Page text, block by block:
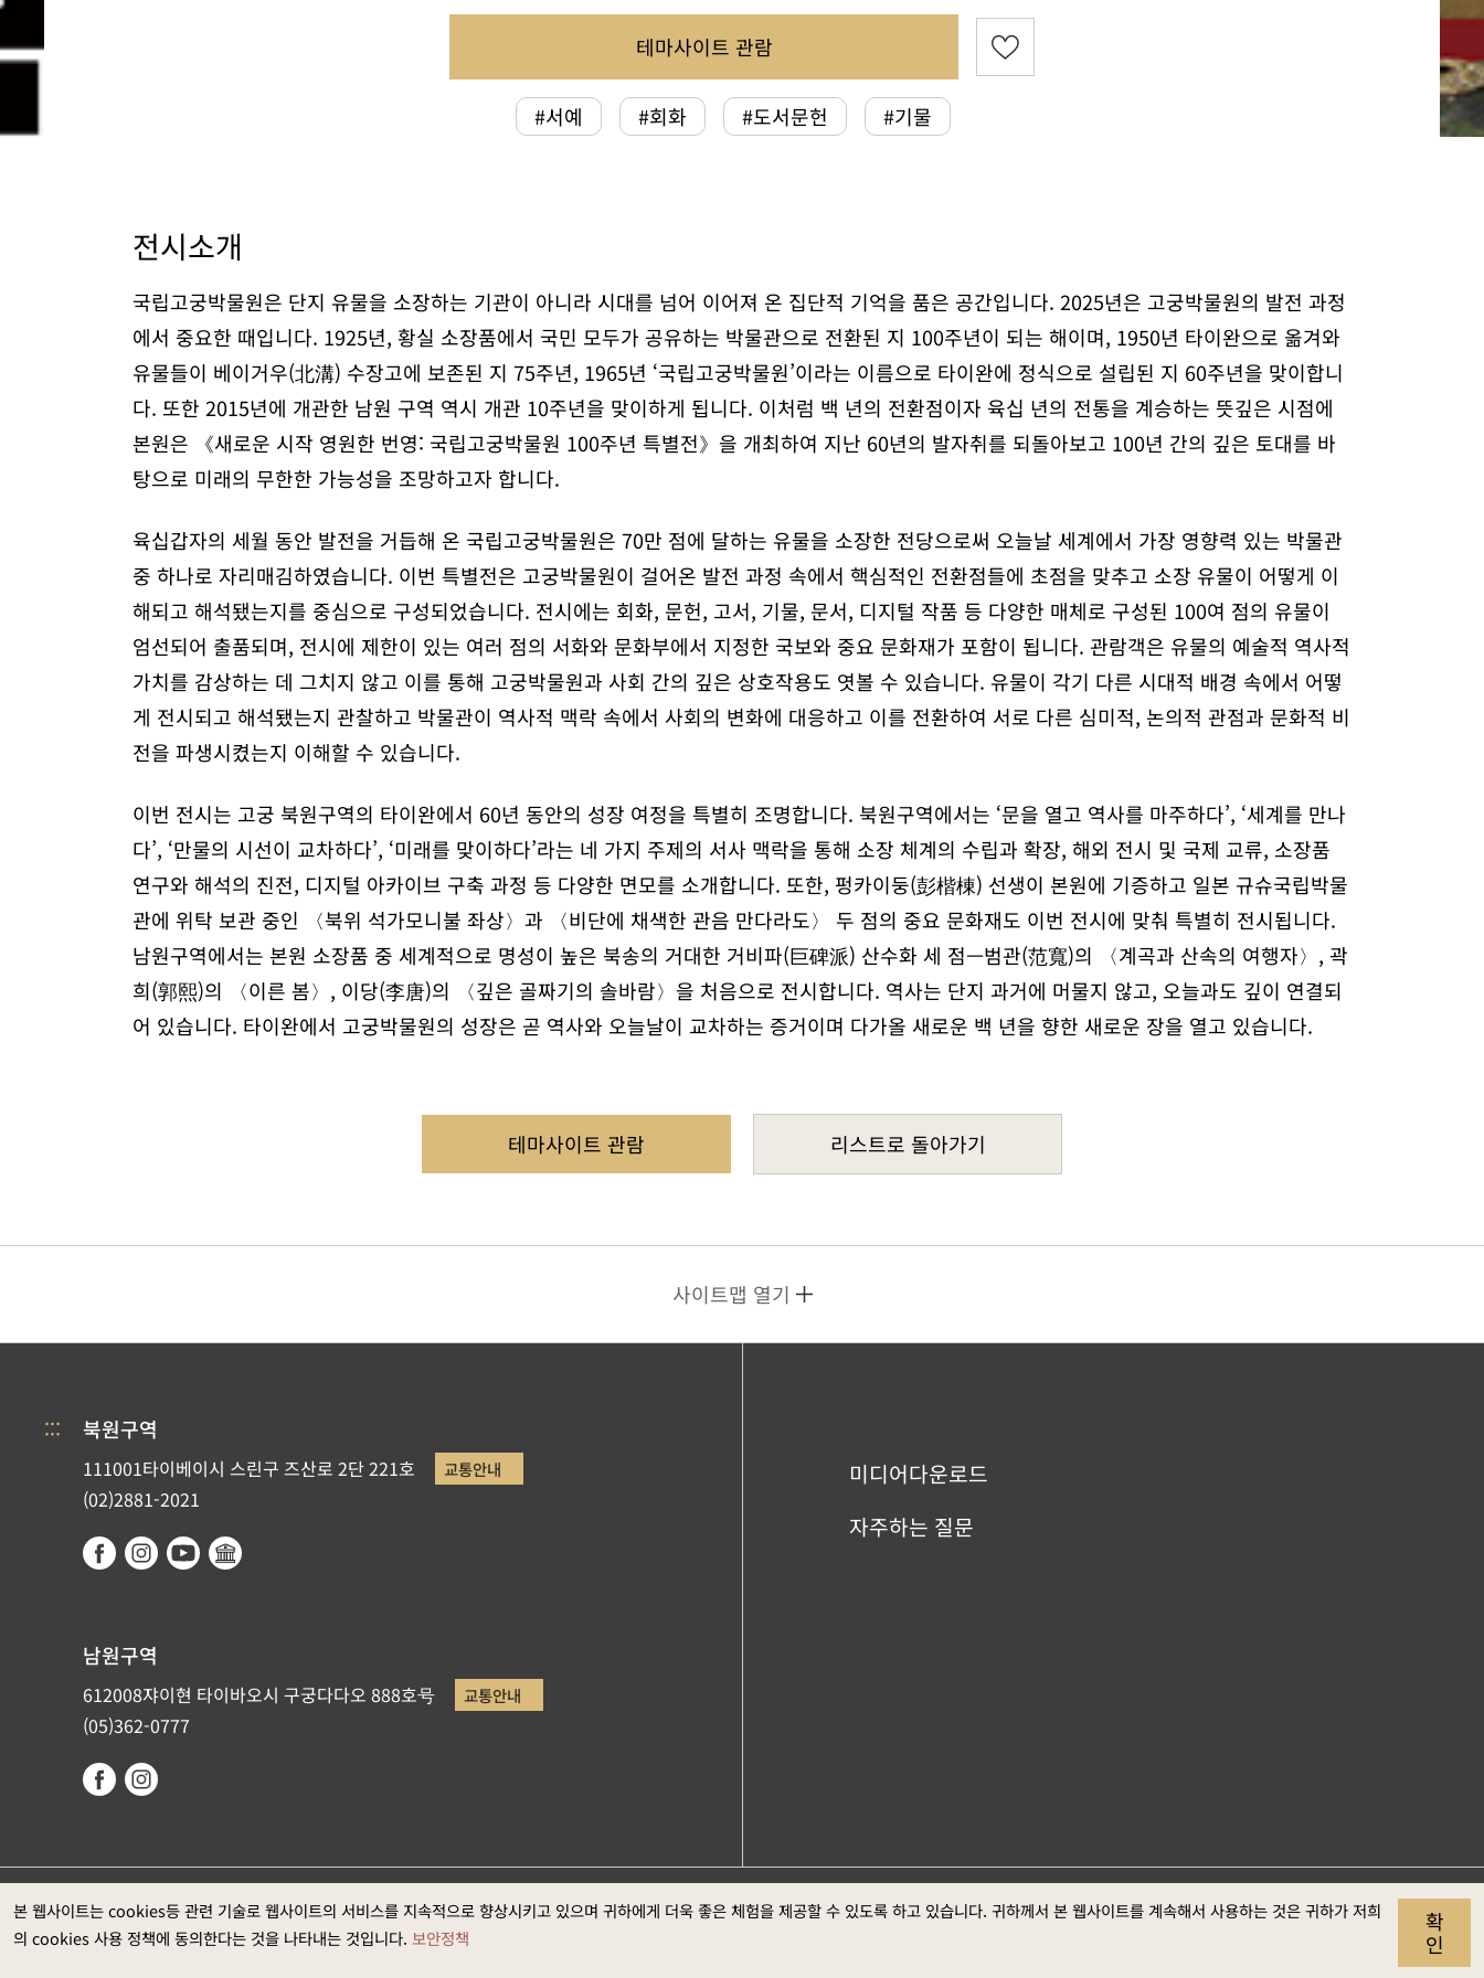
본 웹사이트는 cookies등 관련 기술로 웹사이트의 서비스를 지속적으로 향상시키고 있으며 귀하에게 더욱 좋은 체험을 제공할 수 있도록 하고 있습니다. 귀하께서 본 웹사이트를 계속해서 사용하는 것은 귀하가 저희
의 cookies 사용 정책에 동의한다는 것을 나타내는 것입니다. 보안정책
확
인
테마사이트 관람
#서예 #회화 #도서문헌 #기물
전시소개
국립고궁박물원은 단지 유물을 소장하는 기관이 아니라 시대를 넘어 이어져 온 집단적 기억을 품은 공간입니다. 2025년은 고궁박물원의 발전 과정
에서 중요한 때입니다. 1925년, 황실 소장품에서 국민 모두가 공유하는 박물관으로 전환된 지 100주년이 되는 해이며, 1950년 타이완으로 옮겨와
유물들이 베이거우(北溝) 수장고에 보존된 지 75주년, 1965년 ‘국립고궁박물원’이라는 이름으로 타이완에 정식으로 설립된 지 60주년을 맞이합니
다. 또한 2015년에 개관한 남원 구역 역시 개관 10주년을 맞이하게 됩니다. 이처럼 백 년의 전환점이자 육십 년의 전통을 계승하는 뜻깊은 시점에
본원은 《새로운 시작 영원한 번영: 국립고궁박물원 100주년 특별전》을 개최하여 지난 60년의 발자취를 되돌아보고 100년 간의 깊은 토대를 바
탕으로 미래의 무한한 가능성을 조망하고자 합니다.
육십갑자의 세월 동안 발전을 거듭해 온 국립고궁박물원은 70만 점에 달하는 유물을 소장한 전당으로써 오늘날 세계에서 가장 영향력 있는 박물관
중 하나로 자리매김하였습니다. 이번 특별전은 고궁박물원이 걸어온 발전 과정 속에서 핵심적인 전환점들에 초점을 맞추고 소장 유물이 어떻게 이
해되고 해석됐는지를 중심으로 구성되었습니다. 전시에는 회화, 문헌, 고서, 기물, 문서, 디지털 작품 등 다양한 매체로 구성된 100여 점의 유물이
엄선되어 출품되며, 전시에 제한이 있는 여러 점의 서화와 문화부에서 지정한 국보와 중요 문화재가 포함이 됩니다. 관람객은 유물의 예술적 역사적
가치를 감상하는 데 그치지 않고 이를 통해 고궁박물원과 사회 간의 깊은 상호작용도 엿볼 수 있습니다. 유물이 각기 다른 시대적 배경 속에서 어떻
게 전시되고 해석됐는지 관찰하고 박물관이 역사적 맥락 속에서 사회의 변화에 대응하고 이를 전환하여 서로 다른 심미적, 논의적 관점과 문화적 비
전을 파생시켰는지 이해할 수 있습니다.
이번 전시는 고궁 북원구역의 타이완에서 60년 동안의 성장 여정을 특별히 조명합니다. 북원구역에서는 ‘문을 열고 역사를 마주하다’, ‘세계를 만나
다’, ‘만물의 시선이 교차하다’, ‘미래를 맞이하다’라는 네 가지 주제의 서사 맥락을 통해 소장 체계의 수립과 확장, 해외 전시 및 국제 교류, 소장품
연구와 해석의 진전, 디지털 아카이브 구축 과정 등 다양한 면모를 소개합니다. 또한, 펑카이둥(彭楷棟) 선생이 본원에 기증하고 일본 규슈국립박물
관에 위탁 보관 중인 〈북위 석가모니불 좌상〉과 〈비단에 채색한 관음 만다라도〉 두 점의 중요 문화재도 이번 전시에 맞춰 특별히 전시됩니다.
남원구역에서는 본원 소장품 중 세계적으로 명성이 높은 북송의 거대한 거비파(巨碑派) 산수화 세 점—범관(范寬)의 〈계곡과 산속의 여행자〉, 곽
희(郭熙)의 〈이른 봄〉, 이당(李唐)의 〈깊은 골짜기의 솔바람〉을 처음으로 전시합니다. 역사는 단지 과거에 머물지 않고, 오늘과도 깊이 연결되
어 있습니다. 타이완에서 고궁박물원의 성장은 곧 역사와 오늘날이 교차하는 증거이며 다가올 새로운 백 년을 향한 새로운 장을 열고 있습니다.
테마사이트 관람 리스트로 돌아가기
사이트맵 열기
::: 북원구역
111001타이베이시 스린구 즈산로 2단 221호 교통안내
(02)2881-2021
남원구역
612008쟈이현 타이바오시 구궁다다오 888호号 교통안내
(05)362-0777
미디어다운로드
자주하는 질문
국립고궁박물원이 저작권을 갖고 있습니다. 권장 웹브라우저: Edge，Google Chrome최신버전 (스크린 최적의 화면 효
과는1920*1080입니다)
정부 웹사이트 자료개
개인정보
보안정
웹접근성